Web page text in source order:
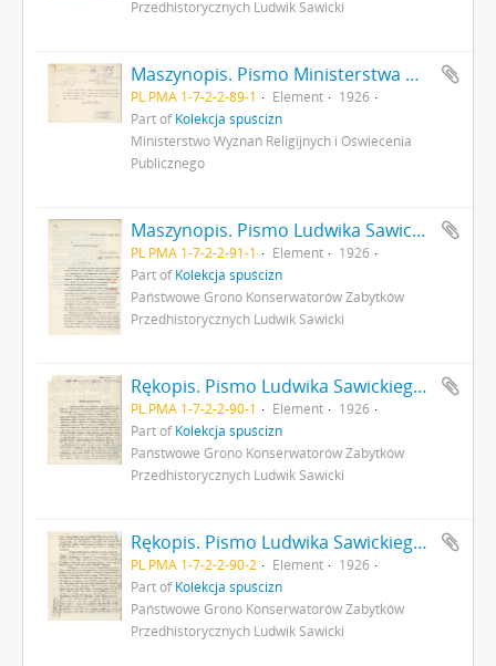
Przedhistorycznych Ludwik Sawicki
Maszynopis. Pismo Ministerstwa Wyznań Religijnych i Oświecenia Publicznego do Państwowego Grona Konserwatorów Zabytków Przedhistorycznych nr IVN9979/26 z dnia 22 września 1926 r. odsyłające do wiadomości Grona list konserwatora L. Sawickiego z dn. 3 września 1926 r. opisujący rezultaty badań archeologicznych w Gródku pow. Równe s. 1: strona z pieczątką Działu Dokumentacji PMA
PL PMA 1-7-2-2-89-1 Element
1926
Part ofKolekcja spuścizn
Ministerstwo Wyznań Religijnych i Oświecenia
Publicznego
Maszynopis. Pismo Ludwika Sawickiego do Ministra Robót Publicznych z dnia 25 sierpnia 1926 r. - podanie o dofinansowanie badań archeologicznych a także opisujące rezultaty dotychczasowych badań archeologicznych w Gródku pow. Równe s. 1
PL PMA 1-7-2-2-91-1 Element
1926
Part ofKolekcja spuścizn
Państwowe Grono Konserwatorów Zabytków
Przedhistorycznych Ludwik Sawicki
Rękopis. Pismo Ludwika Sawickiego z dnia 3 września 1926 r. do Premiera RP opisujące rezultaty badań archeologicznych w Gródku pow. Równe. Pismo stanowi załącznik do pisma MWRiOP nr IVN9979/26 z dnia 22 września 1926 r. do PGKZP s. 1
PL PMA 1-7-2-2-90-1 Element
1926
Part ofKolekcja spuścizn
Państwowe Grono Konserwatorów Zabytków
Przedhistorycznych Ludwik Sawicki
Rękopis. Pismo Ludwika Sawickiego z dnia 3 września 1926 r. do Premiera RP opisujące rezultaty badań archeologicznych w Gródku pow. Równe. Pismo stanowi załącznik do pisma MWRiOP nr IVN9979/26 z dnia 22 września 1926 r. do PGKZP s. 2: cd. strona z pieczątką Działu Dokumentacji PMA
PL PMA 1-7-2-2-90-2 Element
1926
Part ofKolekcja spuścizn
Państwowe Grono Konserwatorów Zabytków
Przedhistorycznych Ludwik Sawicki